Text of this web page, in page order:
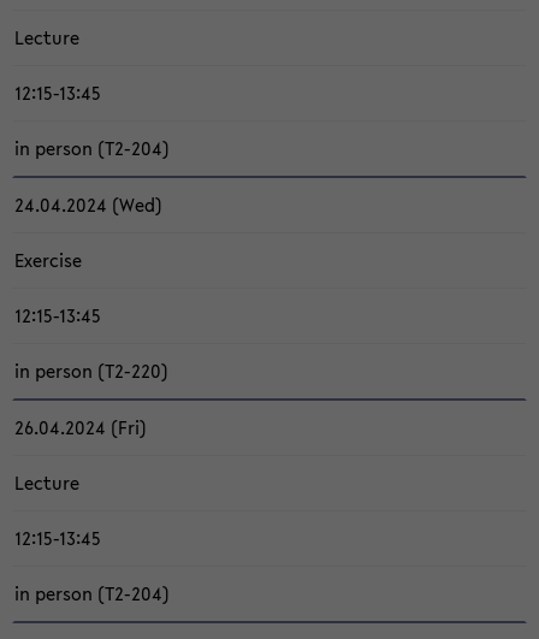
Lec­tu­re
12:15-13:45
in per­son (T2-​204)
24.04.2024 (Wed)
Ex­er­ci­se
12:15-13:45
in per­son (T2-​220)
26.04.2024 (Fri)
Lec­tu­re
12:15-13:45
in per­son (T2-​204)